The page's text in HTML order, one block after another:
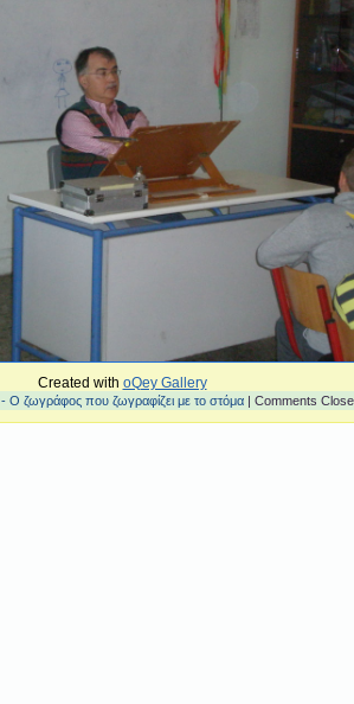
Created with oQey Gallery
- Ο ζωγράφος που ζωγραφίζει με το στόμα | Comments